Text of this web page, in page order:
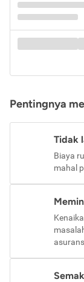
Pentingnya
Tidak
Biaya
mahal